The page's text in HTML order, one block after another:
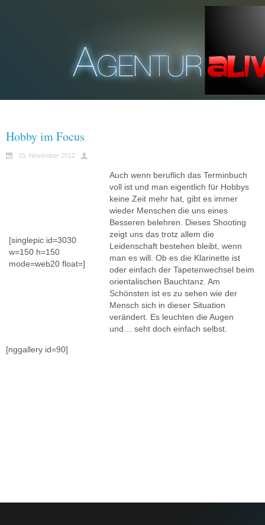
Hobby im Focus
15. November 2012
[singlepic id=3030
w=150 h=150
mode=web20 float=]
Auch wenn beruflich das Terminbuch
voll ist und man eigentlich für Hobbys
keine Zeit mehr hat, gibt es immer
wieder Menschen die uns eines
Besseren belehren. Dieses Shooting
zeigt uns das trotz allem die
Leidenschaft bestehen bleibt, wenn
man es will. Ob es die Klarinette ist
oder einfach der Tapetenwechsel beim
orientalischen Bauchtanz. Am
Schönsten ist es zu sehen wie der
Mensch sich in dieser Situation
verändert. Es leuchten die Augen
und… seht doch einfach selbst.
[nggallery id=90]